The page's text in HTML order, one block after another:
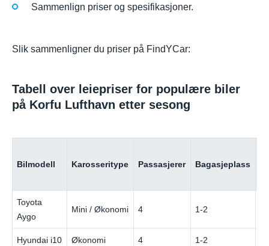
Sammenlign priser og spesifikasjoner.
Slik sammenligner du priser på FindYCar:
Tabell over leiepriser for populære biler
på Korfu Lufthavn etter sesong
Bilmodell Karosseritype Passasjerer Bagasjeplass
Toyota
Aygo
Mini / Økonomi 4 1-2
Hyundai i10 Økonomi 4 1-2